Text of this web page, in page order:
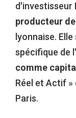
d'investisseur
producteur
lyonnaise.
spécifique de
comme capital
Réel et Actif »
Paris.